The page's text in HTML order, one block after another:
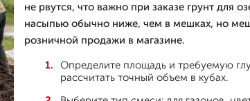
не рвутся, что важно при заказе грунт для
насыпью обычно ниже, чем в мешках, но
розничной продажи в магазине.
Определите площадь и требуемую
рассчитать точный объем в кубах.